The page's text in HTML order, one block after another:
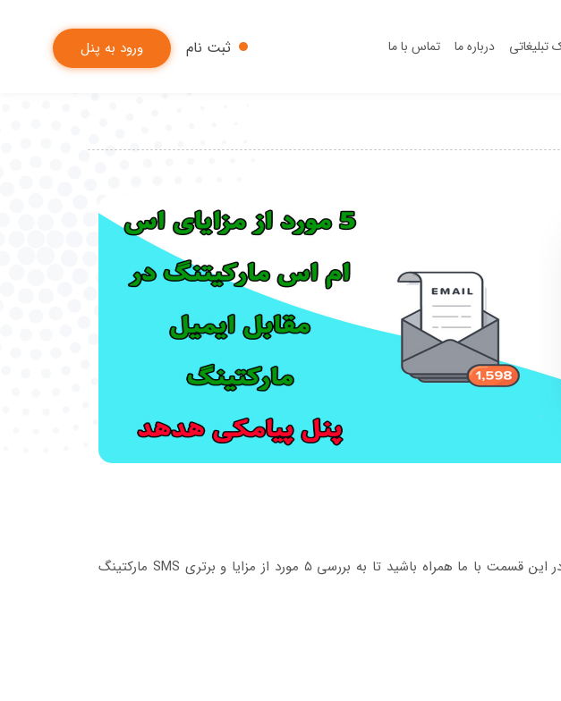
تبلیغاتی درباره ما تماس با ما ثبت نام ورود به پنل
۵ مزیت برتر اس ام اس در مقابل ایمیل چیست؟ ایمیل مارکتینگ و اس‌ام‌اس مارکتینگ چیست؟ در این قسمت با ما همراه باشید تا به بررسی ۵ مورد از مزایا و برتری SMS مارکتینگ